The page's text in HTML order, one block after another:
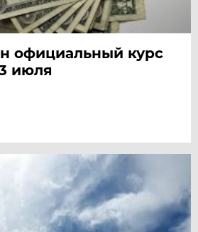
официальный курс
июля